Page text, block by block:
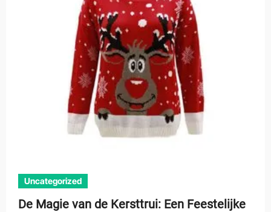
Uncategorized
De Magie van de Kersttrui: Een Feestelijke